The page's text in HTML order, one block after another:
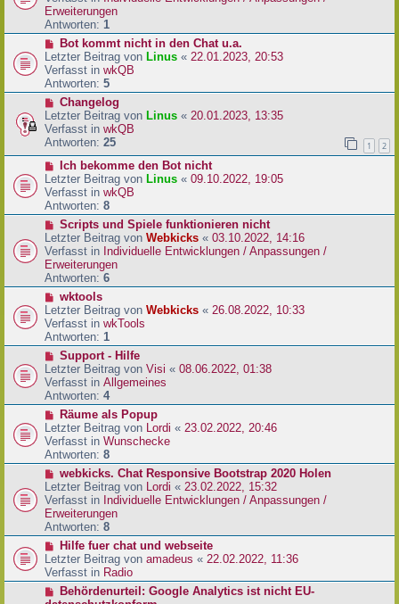
t
r
a
g
e
r
B
e
i
t
r
a
g
Erweiterungen
Antworten: 1
N
e
u
e
r
B
e
i
t
a
g
Bot kommt nicht in den Chat u.a.
Letzter Beitrag von Linus « 22.01.2023, 20:53
Verfasst in wkQB
Antworten: 5
N
e
u
e
r
B
e
i
t
a
g
Changelog
Letzter Beitrag von Linus « 20.01.2023, 13:35
Verfasst in wkQB
Antworten: 25 1 2
N
e
u
e
r
B
e
i
t
r
a
g
Ich bekomme den Bot nicht
Letzter Beitrag von Linus « 09.10.2022, 19:05
Verfasst in wkQB
Antworten: 8
N
e
u
e
r
B
e
i
t
r
a
g
Scripts und Spiele funktionieren nicht
Letzter Beitrag von Webkicks « 03.10.2022, 14:16
Verfasst in Individuelle Entwicklungen / Anpassungen /
Erweiterungen
Antworten: 6
N
e
u
e
r
B
e
i
t
a
g
wktools
Letzter Beitrag von Webkicks « 26.08.2022, 10:33
Verfasst in wkTools
Antworten: 1
N
e
u
e
r
B
e
i
t
a
g
Support - Hilfe
Letzter Beitrag von Visi « 08.06.2022, 01:38
Verfasst in Allgemeines
Antworten: 4
N
e
u
e
r
B
e
i
t
r
a
g
Räume als Popup
Letzter Beitrag von Lordi « 23.02.2022, 20:46
Verfasst in Wunschecke
Antworten: 8
N
e
u
e
r
B
e
i
t
webkicks. Chat Responsive Bootstrap 2020 Holen
Letzter Beitrag von Lordi « 23.02.2022, 15:32
Verfasst in Individuelle Entwicklungen / Anpassungen /
Erweiterungen
Antworten: 8
N
e
u
e
Hilfe fuer chat und webseite
Letzter Beitrag von amadeus « 22.02.2022, 11:36
Verfasst in Radio
NBehördenurteil: Google Analytics ist nicht EU-